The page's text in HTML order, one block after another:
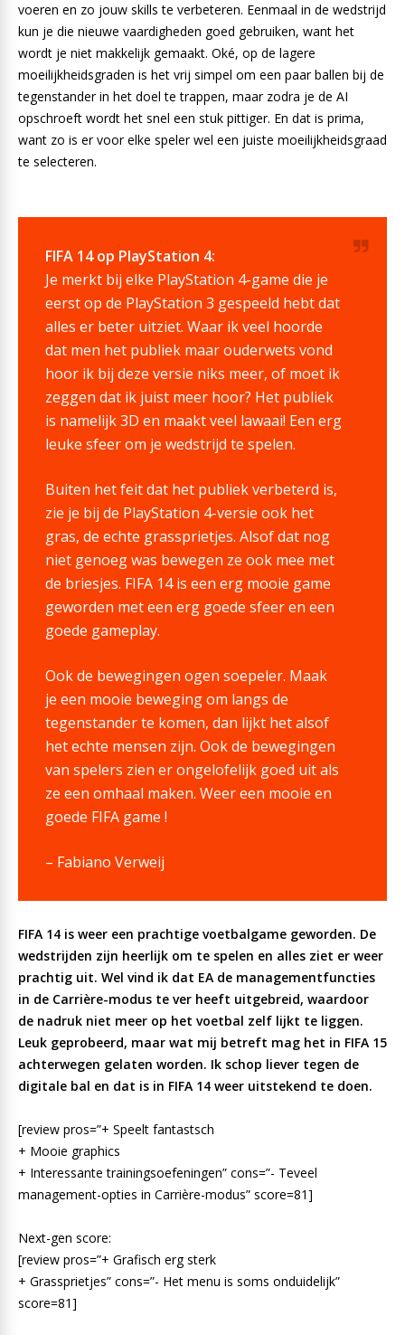
voeren en zo jouw skills te verbeteren. Eenmaal in de wedstrijd
kun je die nieuwe vaardigheden goed gebruiken, want het
wordt je niet makkelijk gemaakt. Oké, op de lagere
moeilijkheidsgraden is het vrij simpel om een paar ballen bij de
tegenstander in het doel te trappen, maar zodra je de AI
opschroeft wordt het snel een stuk pittiger. En dat is prima,
want zo is er voor elke speler wel een juiste moeilijkheidsgraad
te selecteren.
FIFA 14 op PlayStation 4:
Je merkt bij elke PlayStation 4-game die je
eerst op de PlayStation 3 gespeeld hebt dat
alles er beter uitziet. Waar ik veel hoorde
dat men het publiek maar ouderwets vond
hoor ik bij deze versie niks meer, of moet ik
zeggen dat ik juist meer hoor? Het publiek
is namelijk 3D en maakt veel lawaai! Een erg
leuke sfeer om je wedstrijd te spelen.
Buiten het feit dat het publiek verbeterd is,
zie je bij de PlayStation 4-versie ook het
gras, de echte grassprietjes. Alsof dat nog
niet genoeg was bewegen ze ook mee met
de briesjes. FIFA 14 is een erg mooie game
geworden met een erg goede sfeer en een
goede gameplay.
Ook de bewegingen ogen soepeler. Maak
je een mooie beweging om langs de
tegenstander te komen, dan lijkt het alsof
het echte mensen zijn. Ook de bewegingen
van spelers zien er ongelofelijk goed uit als
ze een omhaal maken. Weer een mooie en
goede FIFA game !
– Fabiano Verweij
FIFA 14 is weer een prachtige voetbalgame geworden. De
wedstrijden zijn heerlijk om te spelen en alles ziet er weer
prachtig uit. Wel vind ik dat EA de managementfuncties
in de Carrière-modus te ver heeft uitgebreid, waardoor
de nadruk niet meer op het voetbal zelf lijkt te liggen.
Leuk geprobeerd, maar wat mij betreft mag het in FIFA 15
achterwegen gelaten worden. Ik schop liever tegen de
digitale bal en dat is in FIFA 14 weer uitstekend te doen.
[review pros=”+ Speelt fantastsch
+ Mooie graphics
+ Interessante trainingsoefeningen” cons=”- Teveel
management-opties in Carrière-modus” score=81]
Next-gen score:
[review pros=”+ Grafisch erg sterk
+ Grassprietjes” cons=”- Het menu is soms onduidelijk”
score=81]